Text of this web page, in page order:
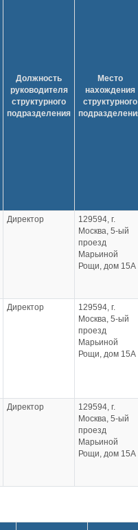
Должность
руководителя
структурного
подразделения
Место
нахождения
структурного
Директор
129594, г.
Москва, 5-ый
проезд
Марьиной
Рощи, дом 15А
Директор
129594, г.
Москва, 5-ый
проезд
Марьиной
Рощи, дом 15А
Директор
129594, г.
Москва, 5-ый
проезд
Марьиной
Рощи, дом 15А